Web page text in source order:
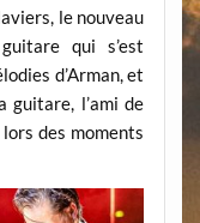
le nouveau
qui s’est
d’Arman, et
guitare, l’ami de
des moments